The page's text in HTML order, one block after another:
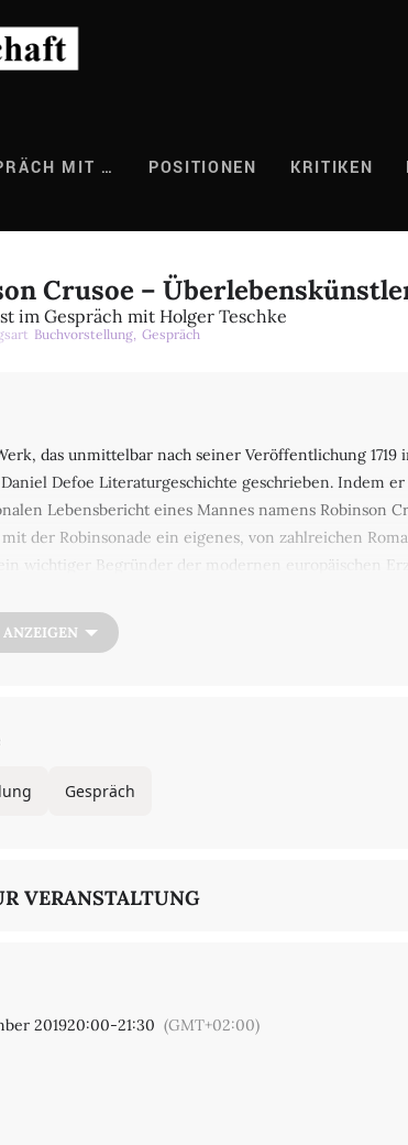
MIT … POSITIONEN KRITIKEN
Crusoe –
im Gespräch mit Holger Teschke
Buchvorstellung, Gespräch
das unmittelbar nach seiner Veröffentlichung
Defoe Literaturgeschichte geschrieben. Indem
Lebensbericht eines Mannes namens Robinson
der Robinsonade ein eigenes, von zahlreichen
wichtiger Begründer der modernen europäischen
zu entdecken. Eintritt: 5,- € / ermäßigt: 3,- €
Gespräch
VERANSTALTUNG
201920:00-21:30 (GMT+02:00)